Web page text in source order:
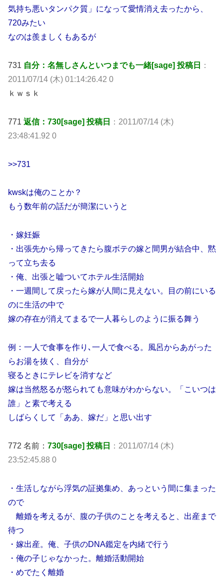
気持ち悪いタンパク質」になって愛情消え去ったから、
720みたい
なのは羨ましくもあるが
731 自分：名無しさんといつまでも一緒[sage] 投稿日
：
2011/07/14 (木) 01:14:26.42 0
ｋｗｓｋ
771 返信：730[sage] 投稿日
：2011/07/14 (木)
23:48:41.92 0
>>731
kwskは俺のことか？
もう数年前の話だが簡潔にいうと
・嫁妊娠
・出張先から帰ってきたら腹ボテの嫁と間男が結合中、黙
って立ち去る
・俺、出張と嘘ついてホテル生活開始
・一週間して戻ったら嫁が人間に見えない。目の前にいる
のに生活の中で
嫁の存在が消えてまるで一人暮らしのように振る舞う
例：一人で食事を作り､一人で食べる。風呂からあがった
らお湯を抜く、自分が
寝るときにテレビを消すなど
嫁は当然怒るが怒られても意味がわからない。「こいつは
誰」と素で考える
しばらくして「ああ、嫁だ」と思い出す
772 名前： 730[sage] 投稿日
：2011/07/14 (木)
23:52:45.88 0
・生活しながら浮気の証拠集め、あっという間に集まった
ので
離婚を考えるが、腹の子供のことを考えると、出産まで
待つ
・嫁出産。俺、子供のDNA鑑定を内緒で行う
・俺の子じゃなかった。離婚活動開始
・めでたく離婚